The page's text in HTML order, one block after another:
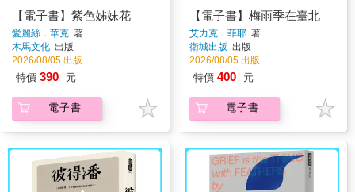
【電子書】紫色姊妹花
愛麗絲．華克 著
木馬文化 出版
2026/08/05 出版
特價 390 元
電子書
【電子書】梅雨季在臺北
艾力克．菲耶 著
衛城出版 出版
2026/08/05 出版
特價 400 元
電子書